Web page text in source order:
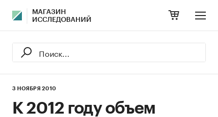
МАГАЗИН
ИССЛЕДОВАНИЙ
3 НОЯБРЯ 2010
К 2012 году объем